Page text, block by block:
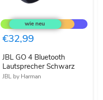
GO
4
Bluetooth
Lautsprecher
€32,99
JBL GO 4 Bluetooth
Lautsprecher Schwarz
JBL by Harman